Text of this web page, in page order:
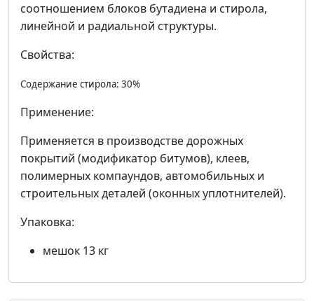
соотношением блоков бутадиена и стирола,
линейной и радиальной структуры.
Свойства:
Содержание стирола: 30%
Применение:
Применяется в производстве дорожных
покрытий (модификатор битумов), клеев,
полимерных компаундов, автомобильных и
строительных деталей (оконных уплотнителей).
Упаковка:
мешок 13 кг